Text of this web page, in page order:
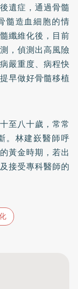
遺症，通過骨髓
髓造血細胞的情
纖維化後，目前
，偵測出高風險
嚴重度、病程快
早做好骨髓移植
至八十歲，常常
。林建嶔醫師呼
黃金時期，若出
接受專科醫師的